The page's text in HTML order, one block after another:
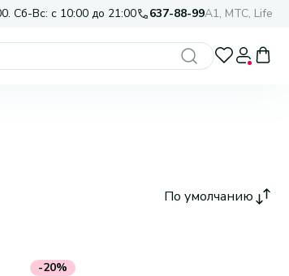
Сб-Вс: с 10:00 до 21:00 637-88-99A1, МТС, Life
По умолчанию
-20%